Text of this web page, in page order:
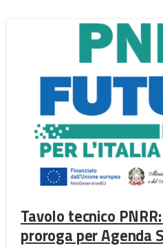
Tavolo tecnico
proroga per Agenda